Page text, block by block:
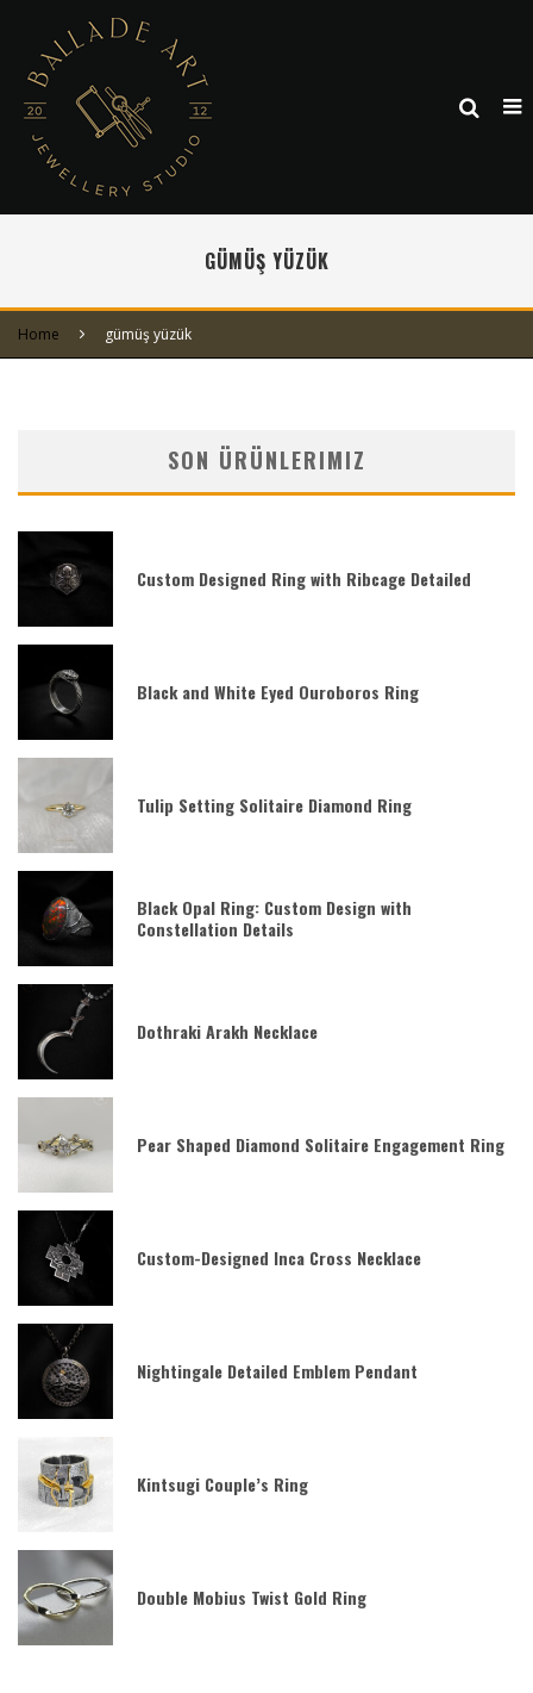
GÜMÜŞ YÜZÜK
Home gümüş yüzük
SON ÜRÜNLERIMIZ
Custom Designed Ring with Ribcage Detailed
Black and White Eyed Ouroboros Ring
Tulip Setting Solitaire Diamond Ring
Black Opal Ring: Custom Design with
Constellation Details
Dothraki Arakh Necklace
Pear Shaped Diamond Solitaire Engagement Ring
Custom-Designed Inca Cross Necklace
Nightingale Detailed Emblem Pendant
Kintsugi Couple’s Ring
Double Mobius Twist Gold Ring